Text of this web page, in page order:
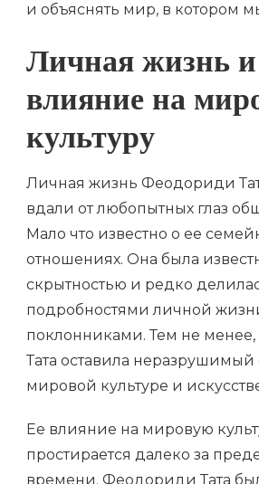
и объяснять мир, в котором
Личная жизнь и
влияние на
культуру
Личная жизнь Феодориди
вдали от любопытных глаз
Мало что известно о ее
отношениях. Она была
скрытностью и редко
подробностями личной
поклонниками. Тем не
Тата оставила неразрушимый
мировой культуре и
Ее влияние на мировую
простирается далеко за
времени. Феодориди Тата